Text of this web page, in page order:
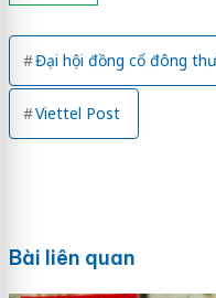
Đại hội đồng cổ đông
Viettel Post
Bài liên quan